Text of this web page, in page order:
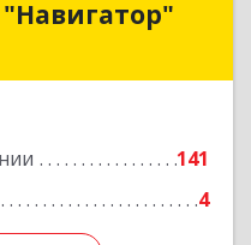
141
4
"Навигатор"
Подробнее